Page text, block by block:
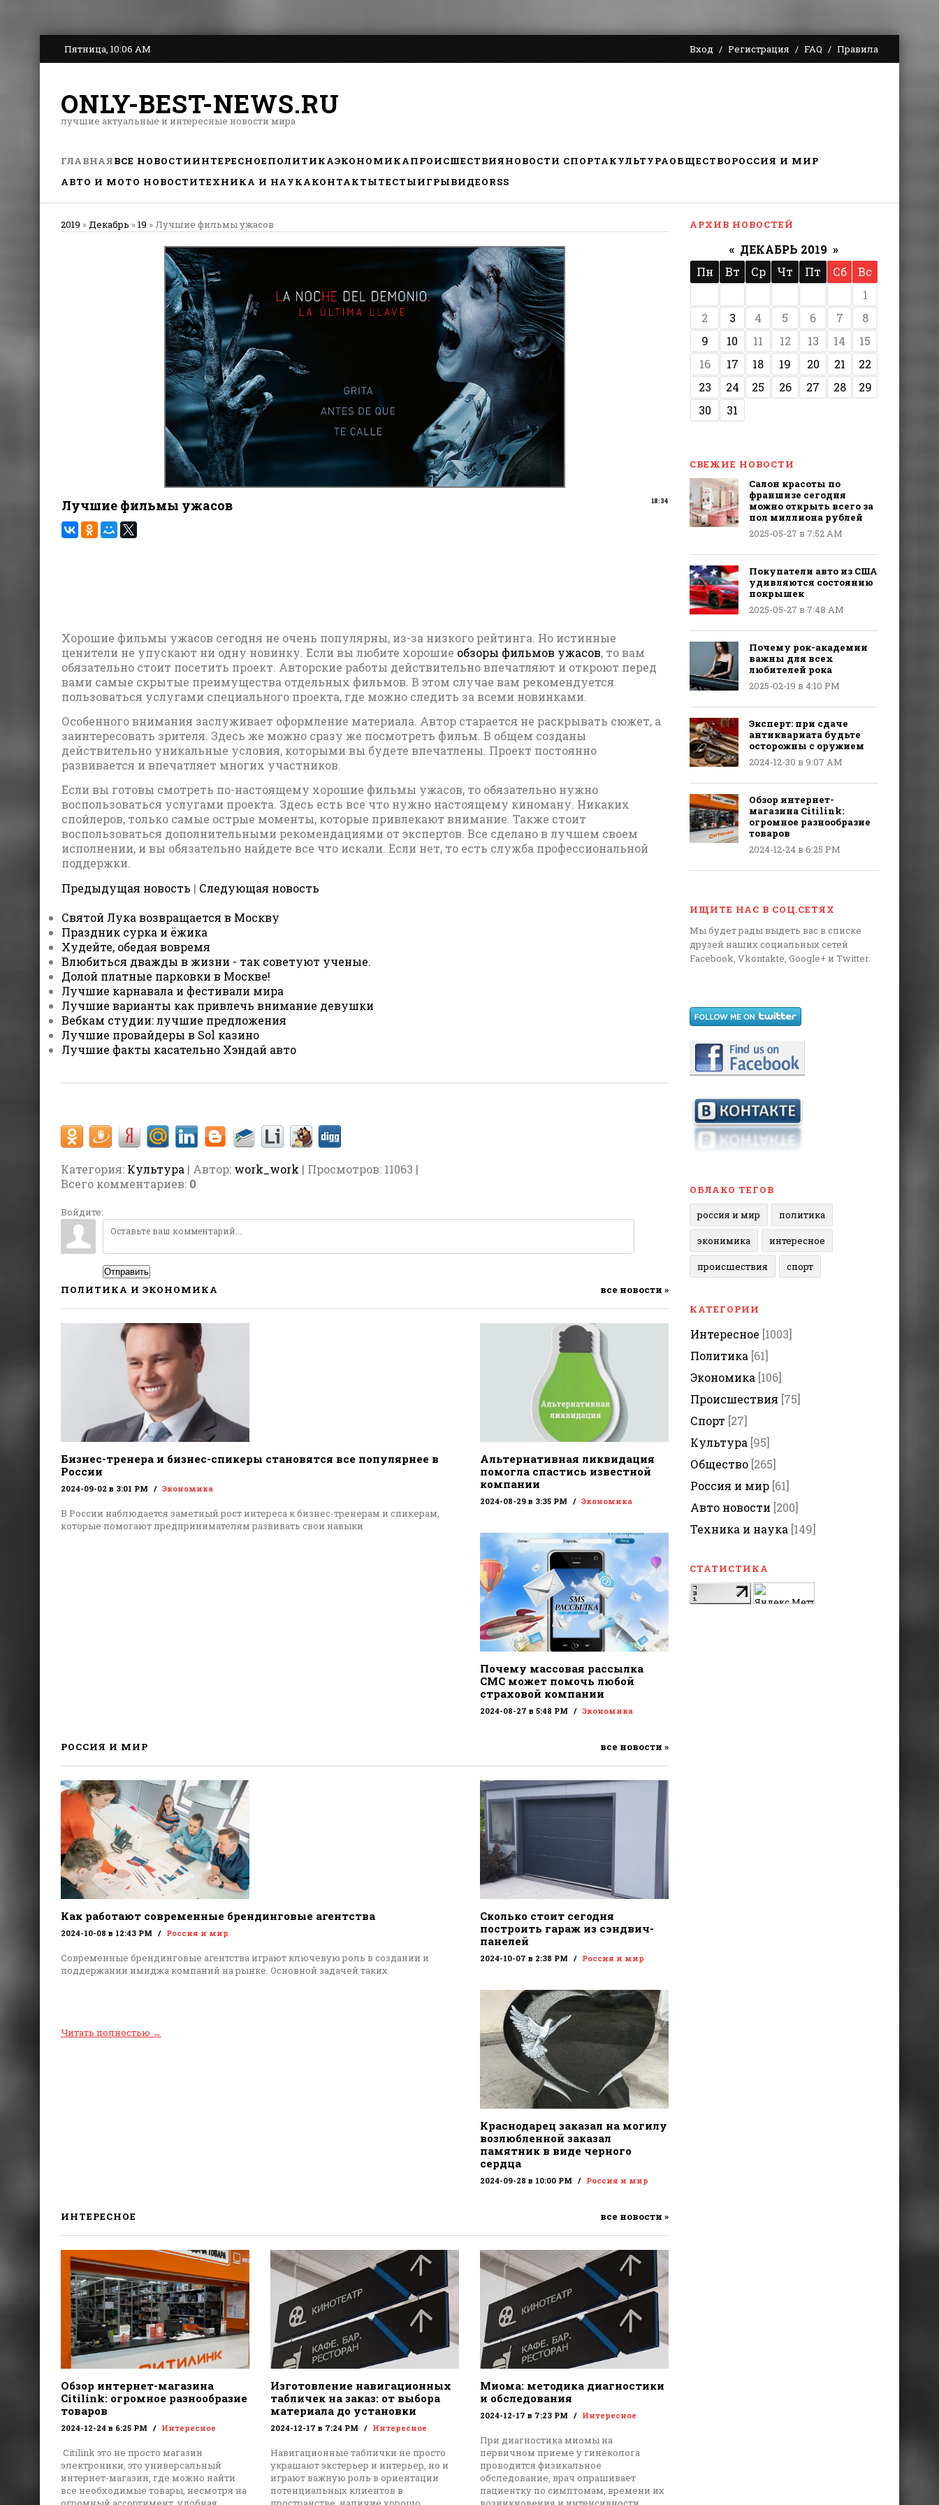
Пятница, 10:06 AM Вход Регистрация FAQ Правила
ONLY-BEST-NEWS.RU
лучшие актуальные и интересные новости мира
ГЛАВНАЯВСЕ НОВОСТИИНТЕРЕСНОЕПОЛИТИКАЭКОНОМИКАПРОИСШЕСТВИЯНОВОСТИ СПОРТАКУЛЬТУРАОБЩЕСТВОРОССИЯ И МИР
АВТО И МОТО НОВОСТИТЕХНИКА И НАУКАКОНТАКТЫТЕСТЫИГРЫВИДЕОRSS
2019 »Декабрь »19 » Лучшие фильмы ужасов
18:34
Лучшие фильмы ужасов
Хорошие фильмы ужасов сегодня не очень популярны, из-за низкого рейтинга. Но истинные
ценители не упускают ни одну новинку. Если вы любите хорошие обзоры фильмов ужасов, то вам
обязательно стоит посетить проект. Авторские работы действительно впечатляют и откроют перед
вами самые скрытые преимущества отдельных фильмов. В этом случае вам рекомендуется
пользоваться услугами специального проекта, где можно следить за всеми новинками.
Особенного внимания заслуживает оформление материала. Автор старается не раскрывать сюжет, а
заинтересовать зрителя. Здесь же можно сразу же посмотреть фильм. В общем созданы
действительно уникальные условия, которыми вы будете впечатлены. Проект постоянно
развивается и впечатляет многих участников.
Если вы готовы смотреть по-настоящему хорошие фильмы ужасов, то обязательно нужно
воспользоваться услугами проекта. Здесь есть все что нужно настоящему киноману. Никаких
спойлеров, только самые острые моменты, которые привлекают внимание. Также стоит
воспользоваться дополнительными рекомендациями от экспертов. Все сделано в лучшем своем
исполнении, и вы обязательно найдете все что искали. Если нет, то есть служба профессиональной
поддержки.
Предыдущая новость | Следующая новость
Святой Лука возвращается в Москву
Праздник сурка и ёжика
Худейте, обедая вовремя
Влюбиться дважды в жизни - так советуют ученые.
Долой платные парковки в Москве!
Лучшие карнавала и фестивали мира
Лучшие варианты как привлечь внимание девушки
Вебкам студии: лучшие предложения
Лучшие провайдеры в Sol казино
Лучшие факты касательно Хэндай авто
Категория: Культура | Автор: work_work | Просмотров: 11063 |
Всего комментариев: 0
Войдите:
Отправить
ПОЛИТИКА И ЭКОНОМИКА все новости »
Бизнес-тренера и бизнес-спикеры становятся все популярнее в
России
2024-09-02 в 3:01 PM Экономика
В России наблюдается заметный рост интереса к бизнес-тренерам и спикерам,
которые помогают предпринимателям развивать свои навыки
Альтернативная ликвидация
помогла спастись известной
компании
2024-08-29 в 3:35 PM Экономика
Почему массовая рассылка
СМС может помочь любой
страховой компании
2024-08-27 в 5:48 PM Экономика
РОССИЯ И МИР все новости »
Как работают современные брендинговые агентства
2024-10-08 в 12:43 PM Россия и мир
Современные брендинговые агентства играют ключевую роль в создании и
поддержании имиджа компаний на рынке. Основной задачей таких
Читать полностью →
Сколько стоит сегодня
построить гараж из сэндвич-
панелей
2024-10-07 в 2:38 PM Россия и мир
Краснодарец заказал на могилу
возлюбленной заказал
памятник в виде черного
сердца
2024-09-28 в 10:00 PM Россия и мир
ИНТЕРЕСНОЕ все новости »
Обзор интернет-магазина
Citilink: огромное разнообразие
товаров
2024-12-24 в 6:25 PM Интересное
Citilink это не просто магазин
электроники, это универсальный
интернет-магазин, где можно найти
все необходимые товары, несмотря на
Изготовление навигационных
табличек на заказ: от выбора
материала до установки
2024-12-17 в 7:24 PM Интересное
Навигационные таблички не просто
украшают экстерьер и интерьер, но и
играют важную роль в ориентации
потенциальных клиентов в
Миома: методика диагностики
и обследования
2024-12-17 в 7:23 PM Интересное
При диагностика миомы на
первичном приеме у гинеколога
проводится физикальное
обследование, врач опрашивает
пациентку по симптомам, времени их
АРХИВ НОВОСТЕЙ
« ДЕКАБРЬ 2019 »
Пн
Вт Ср Чт Пт Сб
Вс
1
2
3 4 5 6 7
8
9
10 11 12 13 14
15
16
17 18 19 20 21
22
23
24 25 26 27 28
29
30
31
СВЕЖИЕ НОВОСТИ
Салон красоты по
франшизе сегодня
можно открыть всего за
пол миллиона рублей
2025-05-27 в 7:52 AM
Покупатели авто из США
удивляются состоянию
покрышек
2025-05-27 в 7:48 AM
Почему рок-академии
важны для всех
любителей рока
2025-02-19 в 4:10 PM
Эксперт: при сдаче
антиквариата будьте
осторожны с оружием
2024-12-30 в 9:07 AM
Обзор интернет-
магазина Citilink:
огромное разнообразие
товаров
2024-12-24 в 6:25 PM
ИЩИТЕ НАС В СОЦ.СЕТЯХ
Мы будет рады выдеть вас в списке
друзей наших социальных сетей
Facebook, Vkontakte, Google+ и Twitter.
ОБЛАКО ТЕГОВ
россия и мир
политика
эконимика интересное
происшествия спорт
КАТЕГОРИИ
Интересное [1003]
Политика [61]
Экономика [106]
Происшествия [75]
Спорт [27]
Культура [95]
Общество [265]
Россия и мир [61]
Авто новости [200]
Техника и наука [149]
СТАТИСТИКА